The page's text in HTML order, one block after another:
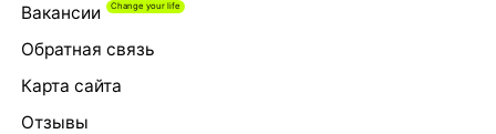
Вакансии
Обратная связь
Карта сайта
Отзывы